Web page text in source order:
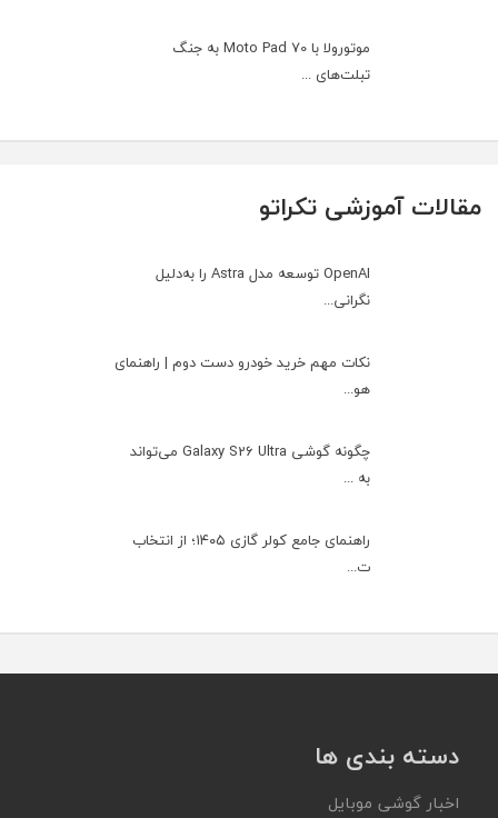
موتورولا با Moto Pad 70 به جنگ
تبلت‌های ...
مقالات آموزشی تکراتو
OpenAI توسعه مدل Astra را به‌دلیل
نگرانی...
نکات مهم خرید خودرو دست دوم | راهنمای
هو...
چگونه گوشی Galaxy S26 Ultra می‌تواند
به ...
راهنمای جامع کولر گازی ۱۴۰۵؛ از انتخاب
ت...
دسته بندی ها
اخبار گوشی موبایل